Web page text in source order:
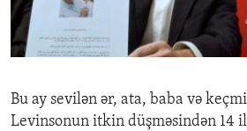
ENVIRONMENT AND HEALTH
IDEALS AND INSTITUTIONS
Bu ay sevilən ər, ata, baba və
Levinsonun itkin düşməsindən 14